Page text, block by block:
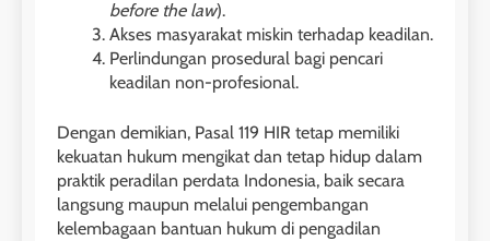
before the law).
Akses masyarakat miskin terhadap keadilan.
Perlindungan prosedural bagi pencari
keadilan non-profesional.
Dengan demikian, Pasal 119 HIR tetap memiliki
kekuatan hukum mengikat dan tetap hidup dalam
praktik peradilan perdata Indonesia, baik secara
langsung maupun melalui pengembangan
kelembagaan bantuan hukum di pengadilan